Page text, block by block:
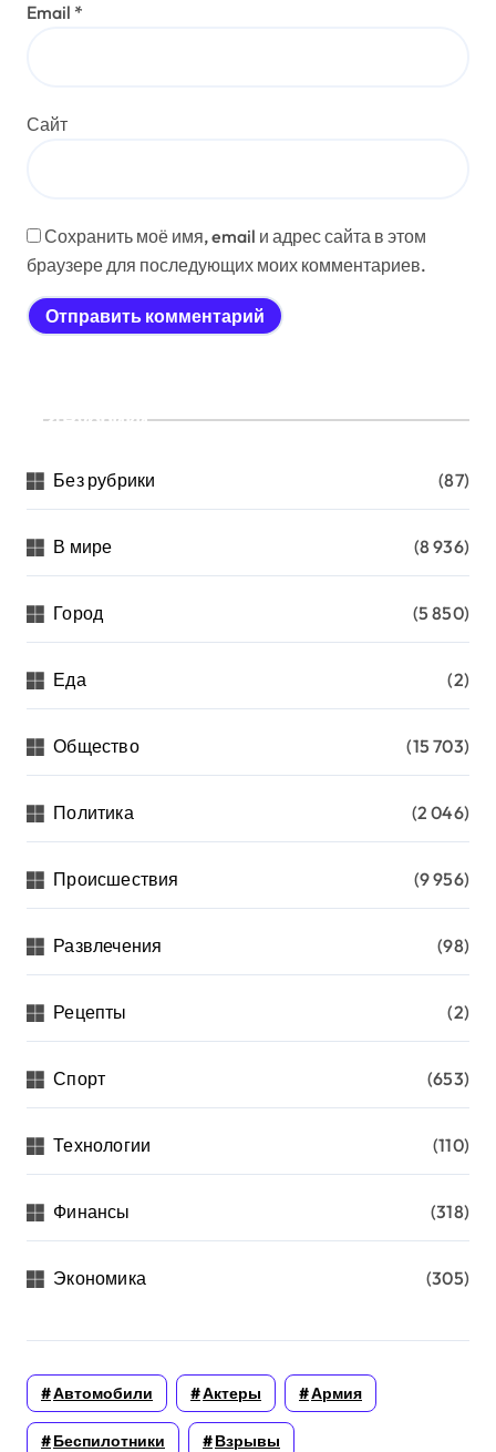
Email *
Сайт
Сохранить моё имя, email и адрес сайта в этом
браузере для последующих моих комментариев.
Рубрики
Без рубрики (87)
В мире (8 936)
Город (5 850)
Еда (2)
Общество (15 703)
Политика (2 046)
Происшествия (9 956)
Развлечения (98)
Рецепты (2)
Спорт (653)
Технологии (110)
Финансы (318)
Экономика (305)
Автомобили Актеры Армия
Беспилотники Взрывы